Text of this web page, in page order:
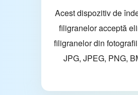
Acest dispozitiv de
filigranelor acceptă
filigranelor din
JPG, JPEG, PNG,